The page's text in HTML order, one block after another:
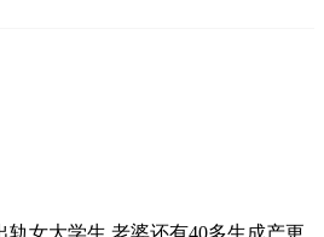
女大学生 老婆还有40多生成产更